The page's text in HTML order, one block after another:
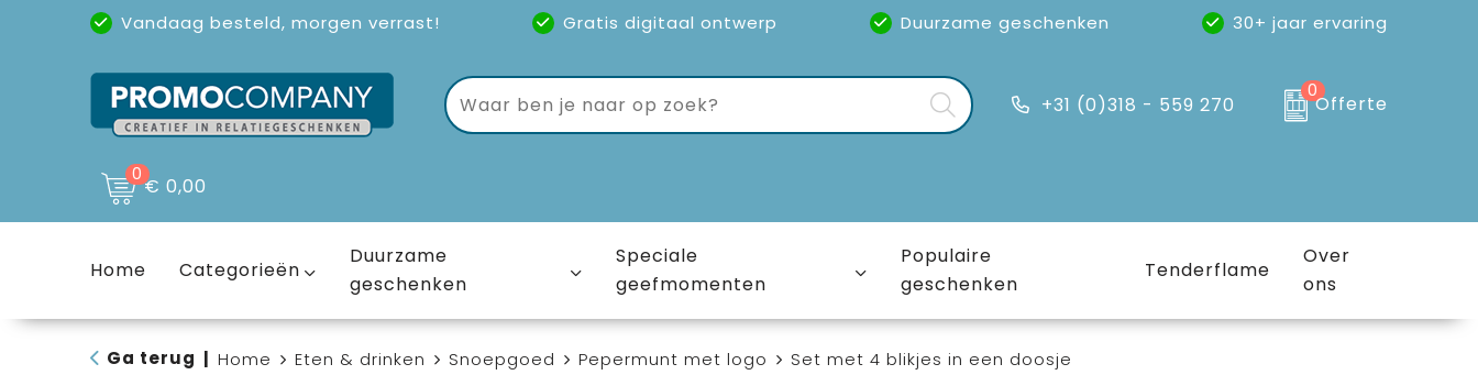
Vandaag besteld, morgen verrast! Gratis digitaal ontwerp Duurzame geschenken
30+ jaar ervaring
Uitstekende reviews(4,6/5)
+31 (0)318 - 559 270
0
Offerte
0€ 0,00
Home Categorieën
Duurzame
geschenken
Speciale
geefmomenten
Populaire
geschenken
Tenderflame
Over
ons
Ga terug Home Eten & drinken Snoepgoed Pepermunt met logo Set met 4 blikjes in een doosje